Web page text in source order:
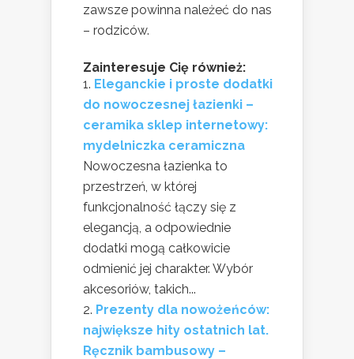
zawsze powinna należeć do nas
– rodziców.
Zainteresuje Cię również:
Eleganckie i proste dodatki
do nowoczesnej łazienki –
ceramika sklep internetowy:
mydelniczka ceramiczna
Nowoczesna łazienka to
przestrzeń, w której
funkcjonalność łączy się z
elegancją, a odpowiednie
dodatki mogą całkowicie
odmienić jej charakter. Wybór
akcesoriów, takich...
Prezenty dla nowożeńców:
największe hity ostatnich lat.
Ręcznik bambusowy –